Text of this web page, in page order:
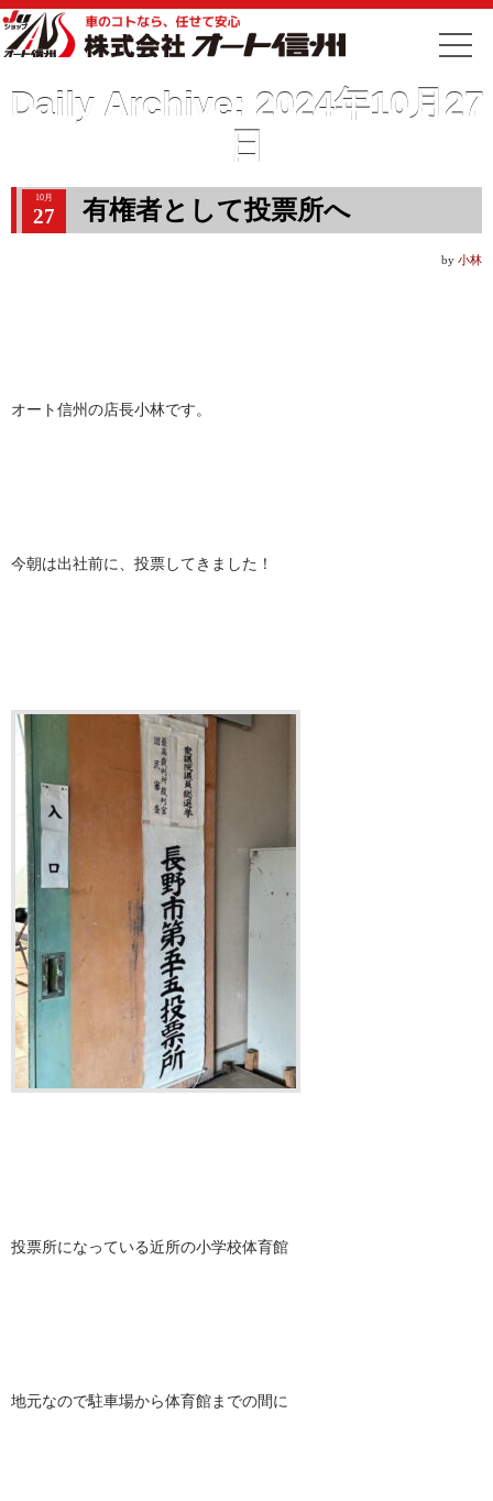
Daily Archive: 2024年10月27
日
10月
27 有権者として投票所へ
by 小林
オート信州の店長小林です。
今朝は出社前に、投票してきました！
投票所になっている近所の小学校体育館
地元なので駐車場から体育館までの間に